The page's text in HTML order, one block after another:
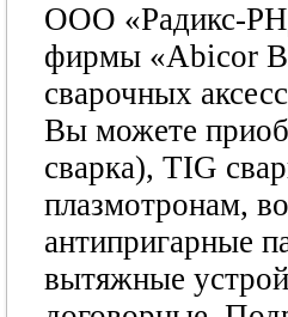
ООО «Радикс-
фирмы «Abicor
сварочных
Вы можете
сварка), TIG
плазмотронам,
антипригарные
вытяжные